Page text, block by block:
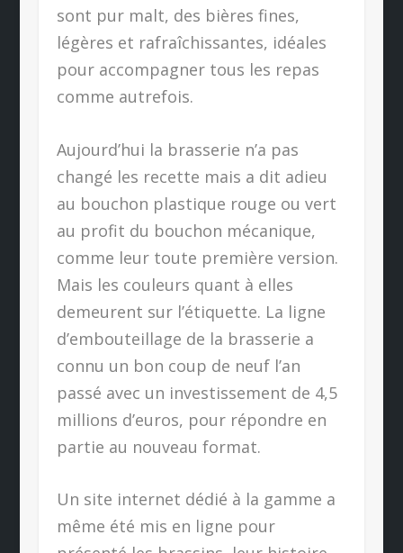
sont pur malt, des bières fines,
légères et rafraîchissantes, idéales
pour accompagner tous les repas
comme autrefois.
Aujourd’hui la brasserie n’a pas
changé les recette mais a dit adieu
au bouchon plastique rouge ou vert
au profit du bouchon mécanique,
comme leur toute première version.
Mais les couleurs quant à elles
demeurent sur l’étiquette. La ligne
d’embouteillage de la brasserie a
connu un bon coup de neuf l’an
passé avec un investissement de 4,5
millions d’euros, pour répondre en
partie au nouveau format.
Un site internet dédié à la gamme a
même été mis en ligne pour